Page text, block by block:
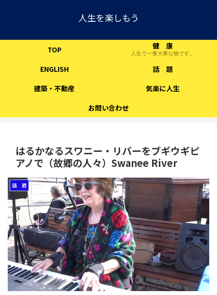
人生を楽しもう
TOP 健 康
人生で一番大事な物です。
ENGLISH
話 題
建築・不動産
気楽に人生
お問い合わせ
はるかなるスワニー・リバーをブギウギピ
アノで（故郷の人々）Swanee River
話 題